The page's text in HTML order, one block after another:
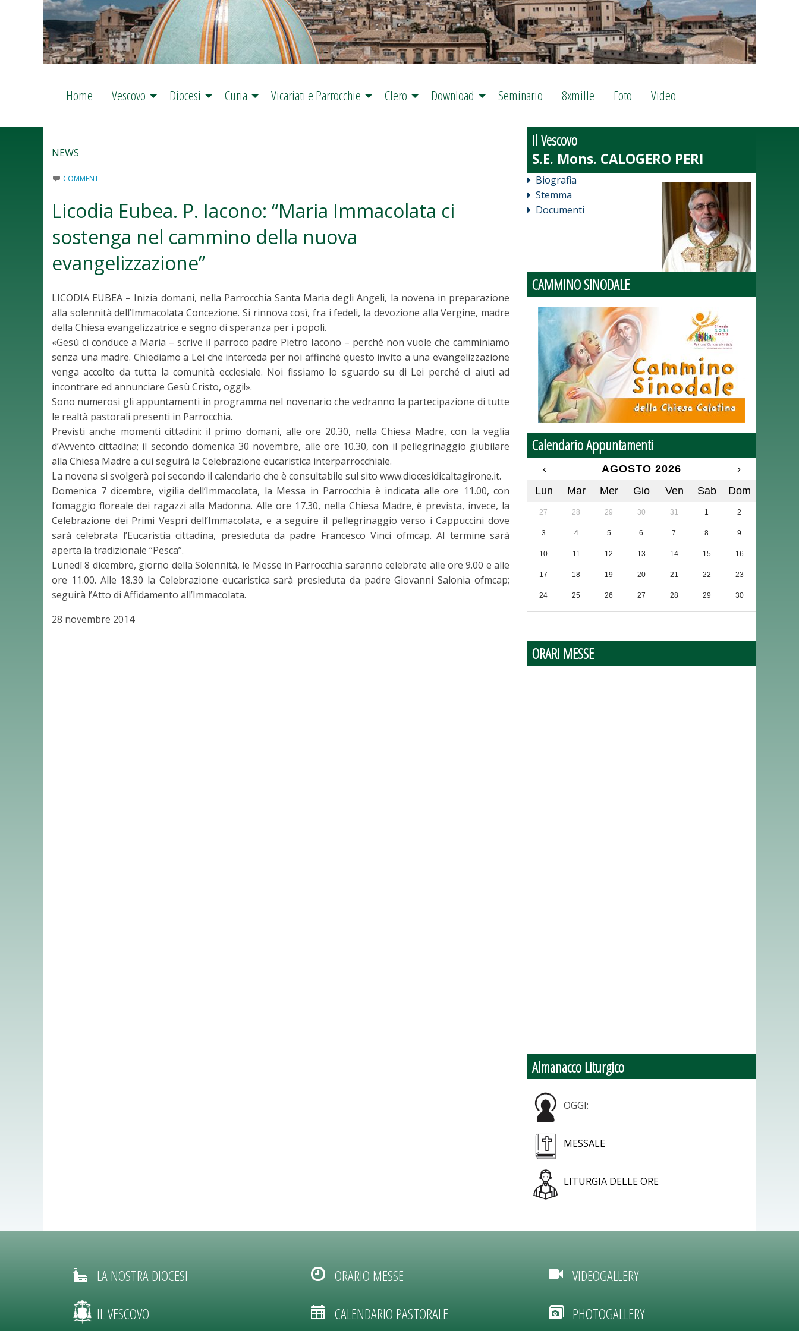
Home Vescovo Diocesi Curia Vicariati e Parrocchie Clero Download Seminario 8xmille Foto Video
NEWS
COMMENT
Licodia Eubea. P. Iacono: “Maria Immacolata ci
sostenga nel cammino della nuova
evangelizzazione”
LICODIA EUBEA – Inizia domani, nella Parrocchia Santa Maria degli Angeli, la novena in preparazione
alla solennità dell’Immacolata Concezione. Si rinnova così, fra i fedeli, la devozione alla Vergine, madre
della Chiesa evangelizzatrice e segno di speranza per i popoli.
«Gesù ci conduce a Maria – scrive il parroco padre Pietro Iacono – perché non vuole che camminiamo
senza una madre. Chiediamo a Lei che interceda per noi affinché questo invito a una evangelizzazione
venga accolto da tutta la comunità ecclesiale. Noi fissiamo lo sguardo su di Lei perché ci aiuti ad
incontrare ed annunciare Gesù Cristo, oggi!».
Sono numerosi gli appuntamenti in programma nel novenario che vedranno la partecipazione di tutte
le realtà pastorali presenti in Parrocchia.
Previsti anche momenti cittadini: il primo domani, alle ore 20.30, nella Chiesa Madre, con la veglia
d’Avvento cittadina; il secondo domenica 30 novembre, alle ore 10.30, con il pellegrinaggio giubilare
alla Chiesa Madre a cui seguirà la Celebrazione eucaristica interparrocchiale.
La novena si svolgerà poi secondo il calendario che è consultabile sul sito www.diocesidicaltagirone.it.
Domenica 7 dicembre, vigilia dell’Immacolata, la Messa in Parrocchia è indicata alle ore 11.00, con
l’omaggio floreale dei ragazzi alla Madonna. Alle ore 17.30, nella Chiesa Madre, è prevista, invece, la
Celebrazione dei Primi Vespri dell’Immacolata, e a seguire il pellegrinaggio verso i Cappuccini dove
sarà celebrata l’Eucaristia cittadina, presieduta da padre Francesco Vinci ofmcap. Al termine sarà
aperta la tradizionale “Pesca”.
Lunedì 8 dicembre, giorno della Solennità, le Messe in Parrocchia saranno celebrate alle ore 9.00 e alle
ore 11.00. Alle 18.30 la Celebrazione eucaristica sarà presieduta da padre Giovanni Salonia ofmcap;
seguirà l’Atto di Affidamento all’Immacolata.
28 novembre 2014
Il Vescovo
Biografia
Stemma
Documenti
CAMMINO SINODALE
Calendario Appuntamenti
‹ AGOSTO 2026
›
Lun
Mar Mer Gio Ven Sab Dom
27 28 29 30 31 1 2
3 4 5 6 7 8 9
10 11 12 13 14 15 16
17 18 19 20 21 22 23
24 25 26 27 28 29 30
ORARI MESSE
Almanacco Liturgico
OGGI:
MESSALE
LITURGIA DELLE ORE
LA NOSTRA DIOCESI
IL VESCOVO
ORARIO MESSE
CALENDARIO PASTORALE
VIDEOGALLERY
PHOTOGALLERY